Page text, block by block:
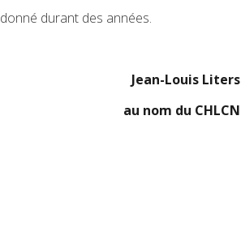
durant des années.
Jean-Louis Liters
au nom du CHLCN